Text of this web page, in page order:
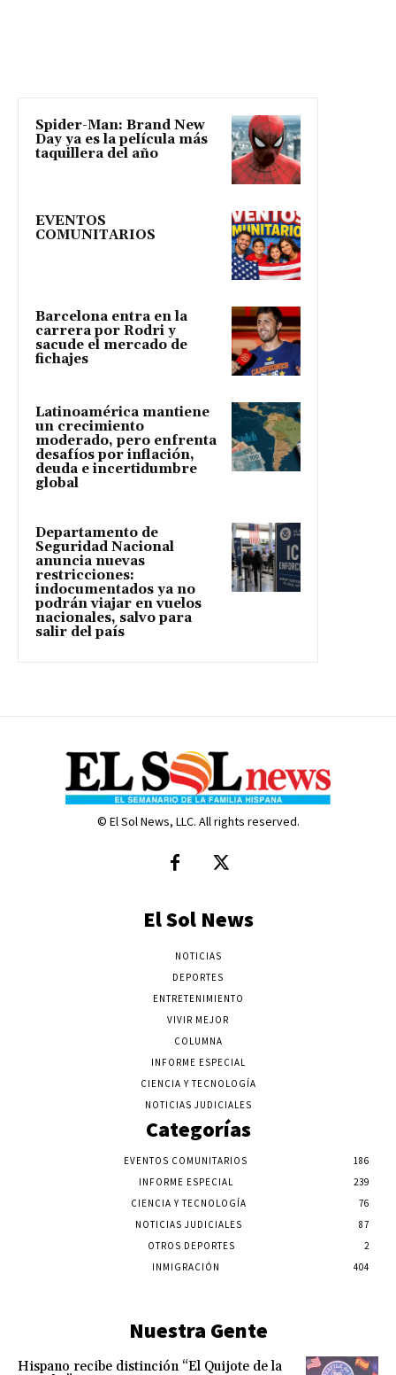
Spider-Man: Brand New
Day ya es la película más
taquillera del año
EVENTOS
COMUNITARIOS
Barcelona entra en la
carrera por Rodri y
sacude el mercado de
fichajes
Latinoamérica mantiene
un crecimiento
moderado, pero enfrenta
desafíos por inflación,
deuda e incertidumbre
global
Departamento de
Seguridad Nacional
anuncia nuevas
restricciones:
indocumentados ya no
podrán viajar en vuelos
nacionales, salvo para
salir del país
© El Sol News, LLC. All rights reserved.
El Sol News
NOTICIAS
DEPORTES
ENTRETENIMIENTO
VIVIR MEJOR
COLUMNA
INFORME ESPECIAL
CIENCIA Y TECNOLOGÍA
NOTICIAS JUDICIALES
Categorías
EVENTOS COMUNITARIOS
186
INFORME ESPECIAL
239
CIENCIA Y TECNOLOGÍA
76
NOTICIAS JUDICIALES
87
OTROS DEPORTES
2
INMIGRACIÓN
404
Nuestra Gente
Hispano recibe distinción “El Quijote de la